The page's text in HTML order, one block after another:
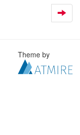
Theme by